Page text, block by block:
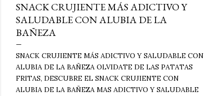
SNACK CRUJIENTE MÁS ADICTIVO Y
SALUDABLE CON ALUBIA DE LA
BAÑEZA
SNACK CRUJIENTE MÁS ADICTIVO Y SALUDABLE CON
ALUBIA DE LA BAÑEZA OLVIDATE DE LAS PATATAS
FRITAS, DESCUBRE EL SNACK CRUJIENTE CON
ALUBIA DE LA BAÑEZA MAS ADICTIVO Y SALUDABLE